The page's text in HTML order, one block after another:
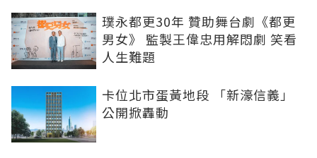
璞永都更30年 贊助舞台劇《都更
男女》 監製王偉忠用解悶劇 笑看
人生難題
卡位北市蛋黃地段 「新濠信義」
公開掀轟動